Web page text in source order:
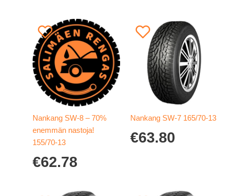
Nankang SW-8 – 70%
enemmän nastoja!
155/70-13
€62.78
Nankang SW-7 165/70-13
€63.80